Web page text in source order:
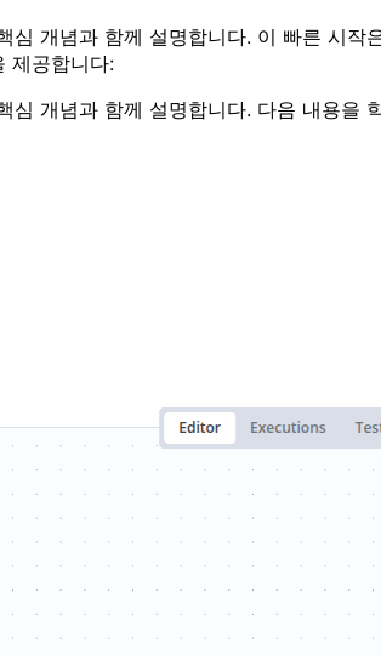
심 개념과 함께 설명합니다. 이 빠른 시
제공합니다:
심 개념과 함께 설명합니다. 다음 내용을